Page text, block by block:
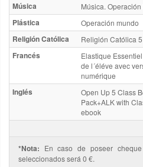
Música Música.
Plástica Operación mundo
Religión Católica Religión Católica 5
Francés
Elastique
de l´éléve avec
numérique
Inglés
Open Up 5 Class
Pack+ALK with
ebook
*Nota: En caso de poseer
seleccionados será 0 €.